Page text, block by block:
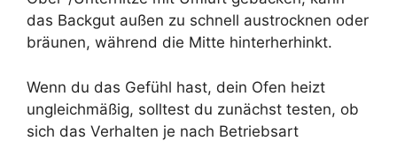
das Backgut außen zu schnell austrocknen oder
bräunen, während die Mitte hinterherhinkt.
Wenn du das Gefühl hast, dein Ofen heizt
ungleichmäßig, solltest du zunächst testen, ob
sich das Verhalten je nach Betriebsart